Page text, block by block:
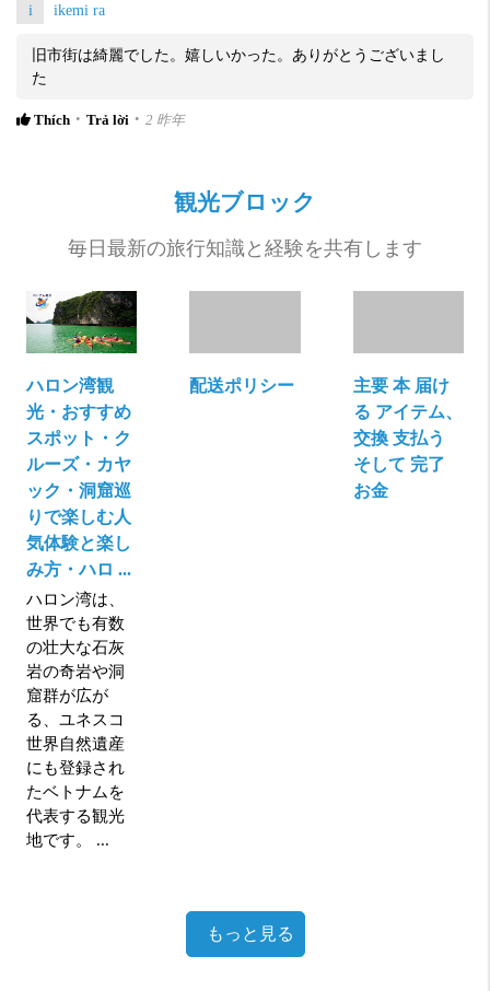
i ikemi ra
旧市街は綺麗でした。嬉しいかった。ありがとうございまし
た
Thích Trả lời 2 昨年
観光ブロック
毎日最新の旅行知識と経験を共有します
ハロン湾観
光・おすすめ
スポット・ク
ルーズ・カヤ
ック・洞窟巡
りで楽しむ人
気体験と楽し
み方・ハロ ...
ハロン湾は、
世界でも有数
の壮大な石灰
岩の奇岩や洞
窟群が広が
る、ユネスコ
世界自然遺産
にも登録され
たベトナムを
代表する観光
地です。 ...
配送ポリシー
主要 本 届け
る アイテム、
交換 支払う
そして 完了
お金
もっと見る